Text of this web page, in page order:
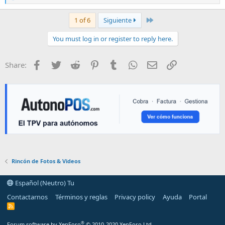
e
a
:
1 of 6 Siguiente Last
You must log in or register to reply here.
Share: Facebook
TwitterReddit PinterestTumblrWhatsApp
E-mailEnlace
Rincón de Fotos & Videos
Español (Neutro) Tu
Contactarnos
Términos y reglas Privacy policy Ayuda Portal
R
®